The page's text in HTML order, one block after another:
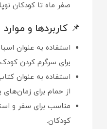
صفر ماه تا کودکان نوپا
📌 کاربردها و
استفاده به عنوان
برای سرگرم کردن
استفاده به عنوان
از حمام برای زمان‌های
مناسب برای سفر و
کودکان.